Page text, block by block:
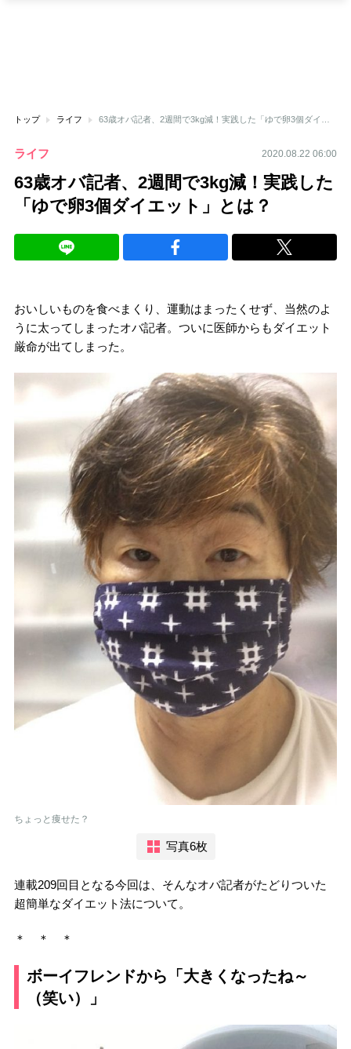
トップ ライフ
ライフ 2020.08.22 06:00
63歳オバ記者、2週間で3kg減！実践した
「ゆで卵3個ダイエット」とは？
おいしいものを食べまくり、運動はまったくせず、当然のよ
うに太ってしまったオバ記者。ついに医師からもダイエット
厳命が出てしまった。
ちょっと痩せた？
写真6枚
連載209回目となる今回は、そんなオバ記者がたどりついた
超簡単なダイエット法について。
＊ ＊ ＊
ボーイフレンドから「大きくなったね～
（笑い）」